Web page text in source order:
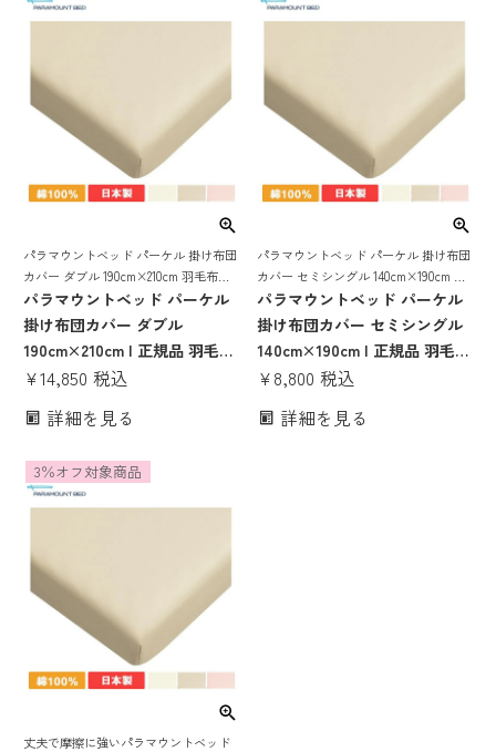
け布団 シングル ダブル セミシ
掛け シングル ダブル セミシン
パラマウントベッド パーケル 掛け布団
カバー ダブル 190cm×210cm 羽毛布団
カバー 掛け布団カバー ダブル 日本製
RE-ZF80DIV RE-ZF80DPI RE-ZF80DBE
パラマウントベッド パーケル
掛け布団カバー ダブル
190cm×210cm | 正規品 羽毛布
団カバー 掛け布団カバー ダブ
ZF80DPI RE-ZF80DBE
¥14,850 税込
詳細を見る
パラマウントベッド パーケル 掛け布団
カバー セミシングル 140cm×190cm 羽
毛布団カバー 掛け布団カバー セミシン
グル 日本製 RE-ZF80KIV RE-ZF80KPI
RE-ZF80KBE
パラマウントベッド パーケル
掛け布団カバー セミシングル
140cm×190cm | 正規品 羽毛布
団カバー 掛け布団カバー セミ
RE-ZF80KPI RE-ZF80KBE
¥8,800 税込
詳細を見る
3％オフ対象商品
丈夫で摩擦に強いパラマウントベッド